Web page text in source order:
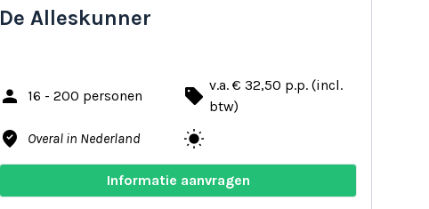
De Alleskunner
person 16 - 200 personen local_offer v.a. € 32,50 p.p. (incl.
btw)
where_to_vote Overal in Nederland wb_sunny
Informatie aanvragen